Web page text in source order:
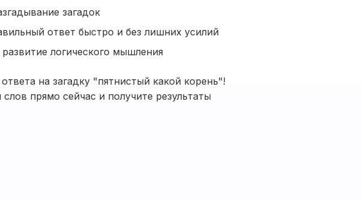
загадок
ответ быстро и без лишних усилий
логического мышления
на загадку "пятнистый какой корень"!
прямо сейчас и получите результаты